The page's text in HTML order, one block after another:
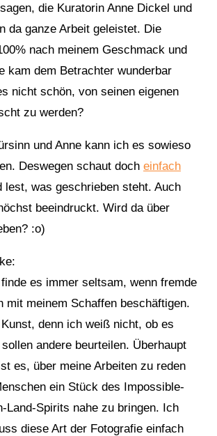
die Kuratorin Anne Dickel und
da ganze Arbeit geleistet. Die
nach meinem Geschmack und
kam dem Betrachter wunderbar
nicht schön, von seinen eigenen
zu werden?
und Anne kann ich es sowieso
Deswegen schaut doch einfach
lest, was geschrieben steht. Auch
beeindruckt. Wird da über
:o)
es immer seltsam, wenn fremde
mit meinem Schaffen beschäftigen.
denn ich weiß nicht, ob es
andere beurteilen. Überhaupt
es, über meine Arbeiten zu reden
ein Stück des Impossible-
Land-Spirits nahe zu bringen. Ich
diese Art der Fotografie einfach